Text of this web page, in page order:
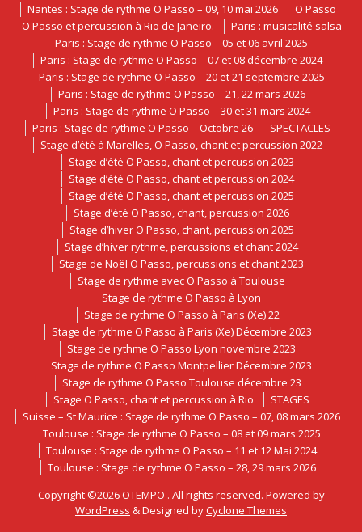
Nantes : Stage de rythme O Passo – 09, 10 mai 2026
O Passo
O Passo et percussion à Rio de Janeiro.
Paris : musicalité salsa
Paris : Stage de rythme O Passo – 05 et 06 avril 2025
Paris : Stage de rythme O Passo – 07 et 08 décembre 2024
Paris : Stage de rythme O Passo – 20 et 21 septembre 2025
Paris : Stage de rythme O Passo – 21, 22 mars 2026
Paris : Stage de rythme O Passo – 30 et 31 mars 2024
Paris : Stage de rythme O Passo – Octobre 26
SPECTACLES
Stage d’été à Marelles, O Passo, chant et percussion 2022
Stage d’été O Passo, chant et percussion 2023
Stage d’été O Passo, chant et percussion 2024
Stage d’été O Passo, chant et percussion 2025
Stage d’été O Passo, chant, percussion 2026
Stage d’hiver O Passo, chant, percussion 2025
Stage d’hiver rythme, percussions et chant 2024
Stage de Noël O Passo, percussions et chant 2023
Stage de rythme avec O Passo à Toulouse
Stage de rythme O Passo à Lyon
Stage de rythme O Passo à Paris (Xe) 22
Stage de rythme O Passo à Paris (Xe) Décembre 2023
Stage de rythme O Passo Lyon novembre 2023
Stage de rythme O Passo Montpellier Décembre 2023
Stage de rythme O Passo Toulouse décembre 23
Stage O Passo, chant et percussion à Rio
STAGES
Suisse – St Maurice : Stage de rythme O Passo – 07, 08 mars 2026
Toulouse : Stage de rythme O Passo – 08 et 09 mars 2025
Toulouse : Stage de rythme O Passo – 11 et 12 Mai 2024
Toulouse : Stage de rythme O Passo – 28, 29 mars 2026
Copyright ©2026OTEMPO . All rights reserved. Powered by
WordPress &Designed byCyclone Themes